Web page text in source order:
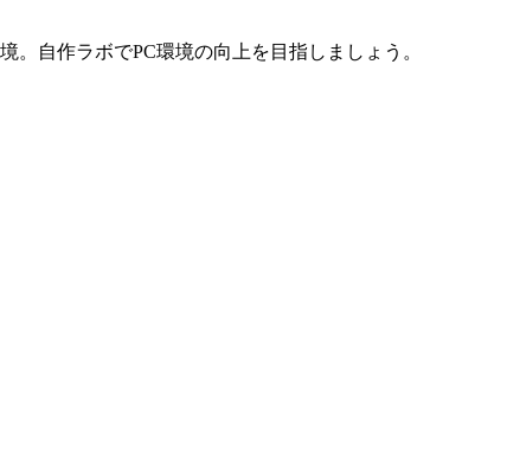
。 自作ラボでPC環境の向上を目指しましょう。